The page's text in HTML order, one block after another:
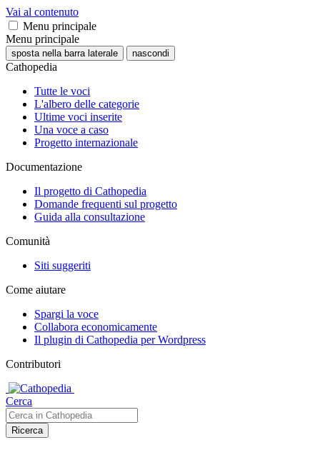
Vai al contenuto
Menu principale
Menu principale
sposta nella barra laterale nascondi
Cathopedia
Tutte le voci
L'albero delle categorie
Ultime voci inserite
Una voce a caso
Progetto internazionale
Documentazione
Il progetto di Cathopedia
Domande frequenti sul progetto
Guida alla consultazione
Comunità
Siti suggeriti
Come aiutare
Spargi la voce
Collabora economicamente
Il plugin di Cathopedia per Wordpress
Contributori
Cerca
Ricerca